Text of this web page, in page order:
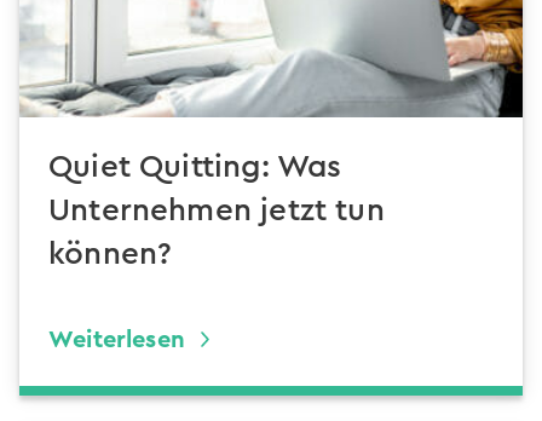
Quiet Quitting: Was
Unternehmen jetzt tun
können?
Weiterlesen